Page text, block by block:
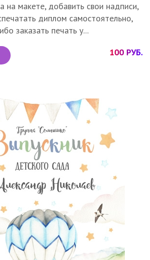
на макете, добавить свои надписи,
диплом самостоятельно,
заказать печать у...
100 РУБ.